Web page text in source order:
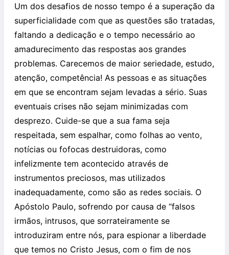
Um dos desafios de nosso tempo é a superação da
superficialidade com que as questões são tratadas,
faltando a dedicação e o tempo necessário ao
amadurecimento das respostas aos grandes
problemas. Carecemos de maior seriedade, estudo,
atenção, competência! As pessoas e as situações
em que se encontram sejam levadas a sério. Suas
eventuais crises não sejam minimizadas com
desprezo. Cuide-se que a sua fama seja
respeitada, sem espalhar, como folhas ao vento,
notícias ou fofocas destruidoras, como
infelizmente tem acontecido através de
instrumentos preciosos, mas utilizados
inadequadamente, como são as redes sociais. O
Apóstolo Paulo, sofrendo por causa de “falsos
irmãos, intrusos, que sorrateiramente se
introduziram entre nós, para espionar a liberdade
que temos no Cristo Jesus, com o fim de nos